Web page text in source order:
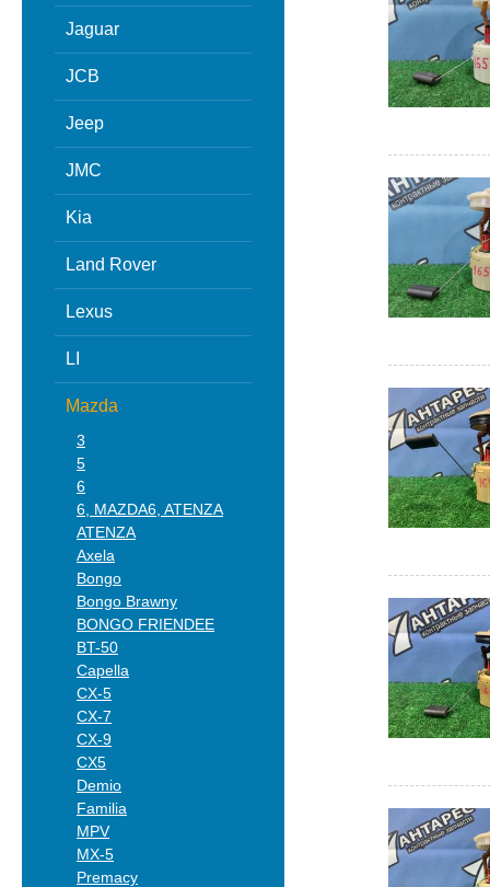
Jaguar
JCB
Jeep
JMC
Kia
Land Rover
Lexus
LI
Mazda
3
5
6
6, MAZDA6, ATENZA
ATENZA
Axela
Bongo
Bongo Brawny
BONGO FRIENDEE
BT-50
Capella
CX-5
CX-7
CX-9
CX5
Demio
Familia
MPV
MX-5
Premacy